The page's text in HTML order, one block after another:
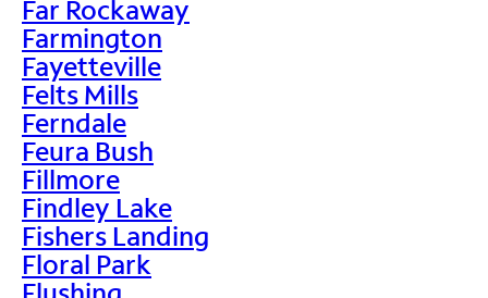
Far Rockaway
Farmington
Fayetteville
Felts Mills
Ferndale
Feura Bush
Fillmore
Findley Lake
Fishers Landing
Floral Park